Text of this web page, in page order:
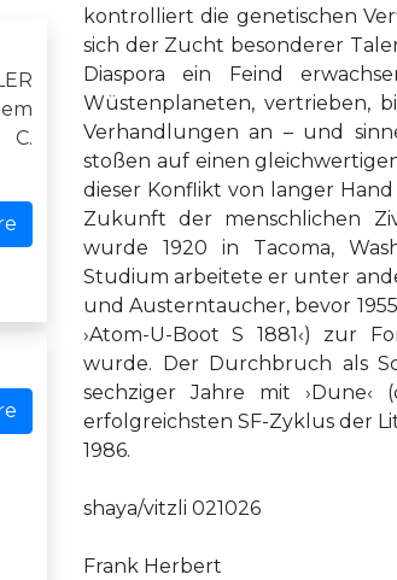
C.
kontrolliert die genetischen
sich der Zucht besonderer
Diaspora ein Feind
Wüstenplaneten, vertrieben,
Verhandlungen an – und
stoßen auf einen
dieser Konflikt von langer
Zukunft der menschlichen
wurde 1920 in Tacoma,
Studium arbeitete er unter
und Austerntaucher, bevor
›Atom-U-Boot S 1881‹) zur
wurde. Der Durchbruch als
sechziger Jahre mit ›Dune‹
erfolgreichsten SF-Zyklus der
1986.
shaya/vitzli 021026
Frank Herbert